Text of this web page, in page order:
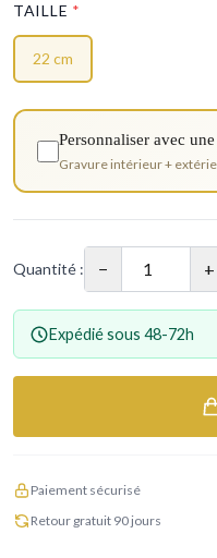
TAILLE *
22 cm
Personnaliser avec
Gravure intérieur +
Quantité : − +
Expédié sous 48-72h
Paiement sécurisé
Retour gratuit 90 jours